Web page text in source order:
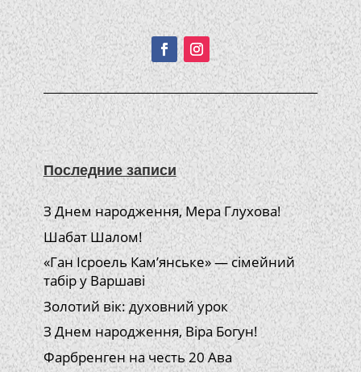
Подписывайтесь!
Последние записи
З Днем народження, Мера Глухова!
Шабат Шалом!
«Ган Ісроель Кам’янське» — сімейний
табір у Варшаві
Золотий вік: духовний урок
З Днем народження, Віра Богун!
Фарбренген на честь 20 Ава